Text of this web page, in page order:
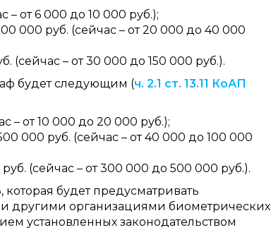
– от 6 000 до 10 000 руб.);
000 руб. (сейчас – от 20 000 до 40 000
(сейчас – от 30 000 до 150 000 руб.).
будет следующим (ч. 2.1 ст. 13.11 КоАП
– от 10 000 до 20 000 руб.);
000 руб. (сейчас – от 40 000 до 100 000
(сейчас – от 300 000 до 500 000 руб.).
которая будет предусматривать
другими организациями биометрических
установленных законодательством